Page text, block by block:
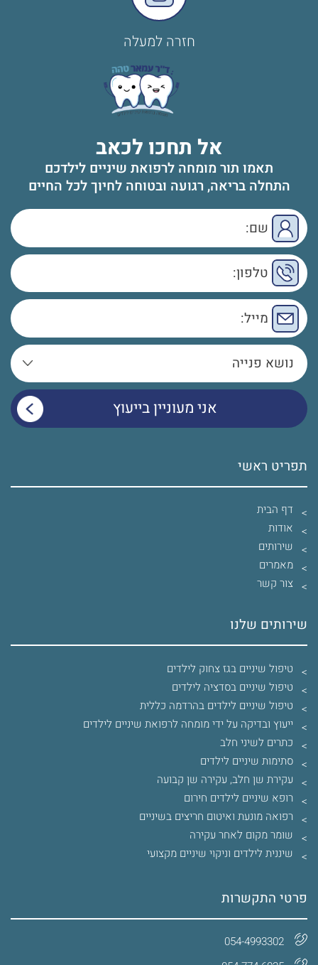
חזרה למעלה
אל תחכו לכאב
תאמו תור מומחה לרפואת שיניים לילדכם
התחלה בריאה, רגועה ובטוחה לחיוך לכל החיים
תפריט ראשי
דף הבית
אודות
שירותים
מאמרים
צור קשר
שירותים שלנו
טיפול שיניים בגז צחוק לילדים
טיפול שיניים בסדציה לילדים
טיפול שיניים לילדים בהרדמה כללית
ייעוץ ובדיקה על ידי מומחה לרפואת שיניים לילדים
כתרים לשיני חלב
סתימות שיניים לילדים
עקירת שן חלב, עקירה שן קבועה
רופא שיניים לילדים חירום
רפואה מונעת ואיטום חריצים בשיניים
שומר מקום לאחר עקירה
שיננית לילדים וניקוי שיניים מקצועי
פרטי התקשרות
054-4993302